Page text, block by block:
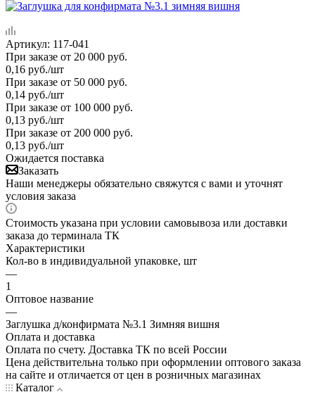
Артикул: 117-041
При заказе от 20 000 руб.
0,16 руб./шт
При заказе от 50 000 руб.
0,14 руб./шт
При заказе от 100 000 руб.
0,13 руб./шт
При заказе от 200 000 руб.
0,13 руб./шт
Ожидается поставка
Заказать
Наши менеджеры обязательно свяжутся с вами и уточнят
условия заказа
Стоимость указана при условии самовывоза или доставки
заказа до терминала ТК
Характеристики
Кол-во в индивидуальной упаковке, шт
—
1
Оптовое название
—
Заглушка д/конфирмата №3.1 Зимняя вишня
Оплата и доставка
Оплата по счету. Доставка ТК по всей России
Цена действительна только при оформлении оптового заказа
на сайте и отличается от цен в розничных магазинах
Каталог